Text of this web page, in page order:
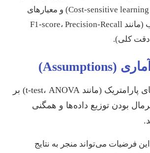
می‌کنند (مانند Cost-sensitive learning) و معیارهای
ارزیابی مناسب (مانند F1-score، Precision-Recall
بسیاری از آزمون‌های پارامتریک (مانند t-test، ANOVA) بر
بودن توزیع داده‌ها و همگنی
فرضیات می‌تواند منجر به نتایج